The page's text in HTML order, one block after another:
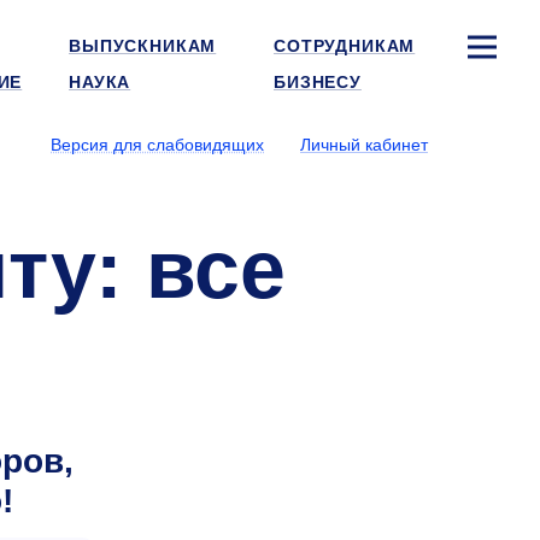
ВЫПУСКНИКАМ
СОТРУДНИКАМ
НАУКА БИЗНЕСУ
Версия для слабовидящих Личный кабинет
все